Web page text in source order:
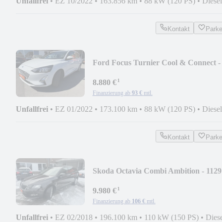
Kontakt
Ford Focus Turnier Cool & Connect -
8.880 €¹
Finanzierung ab 93 € mtl.
Unfallfrei • EZ 01/2022 • 173.100 km • 88 kW (120 PS) • Diesel
Kontakt
Skoda Octavia Combi Ambition - 1129
9.980 €¹
Finanzierung ab 106 € mtl.
Unfallfrei • EZ 02/2018 • 196.100 km • 110 kW (150 PS) •